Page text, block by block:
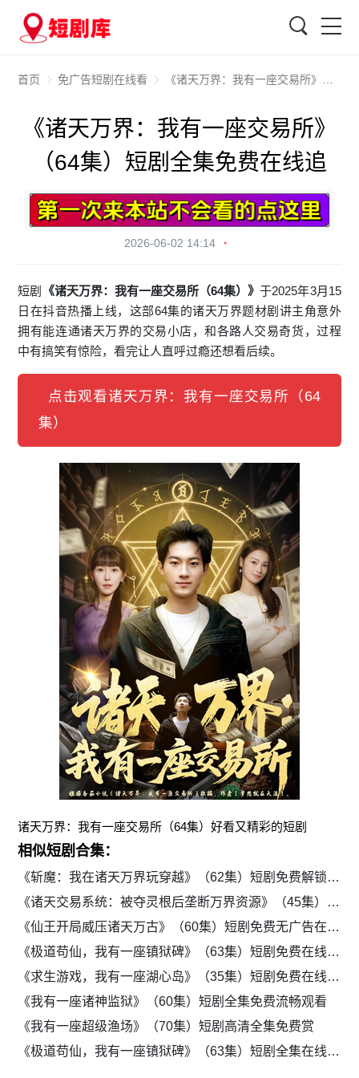
首页 免广告短剧在线看 《诸天万界：我有一座交易所》（64集）短剧全集免费在线追
《诸天万界：我有一座交易所》
（64集）短剧全集免费在线追
2026-06-02 14:14
短剧 《诸天万界：我有一座交易所（64集）》于2025年3月15
日在抖音热播上线，这部64集的诸天万界题材剧讲主角意外
拥有能连通诸天万界的交易小店，和各路人交易奇货，过程
中有搞笑有惊险，看完让人直呼过瘾还想看后续。
点击观看诸天万界：我有一座交易所（64
集）
诸天万界：我有一座交易所（64集）好看又精彩的短剧
相似短剧合集：
《斩魔：我在诸天万界玩穿越》（62集）短剧免费解锁全集看
《诸天交易系统：被夺灵根后垄断万界资源》（45集）短剧免费全集赏
《仙王开局威压诸天万古》（60集）短剧免费无广告在线看
《极道苟仙，我有一座镇狱碑》（63集）短剧免费在线赏全集
《求生游戏，我有一座湖心岛》（35集）短剧免费在线畅享
《我有一座诸神监狱》（60集）短剧全集免费流畅观看
《我有一座超级渔场》（70集）短剧高清全集免费赏
《极道苟仙，我有一座镇狱碑》（63集）短剧全集在线免费观看